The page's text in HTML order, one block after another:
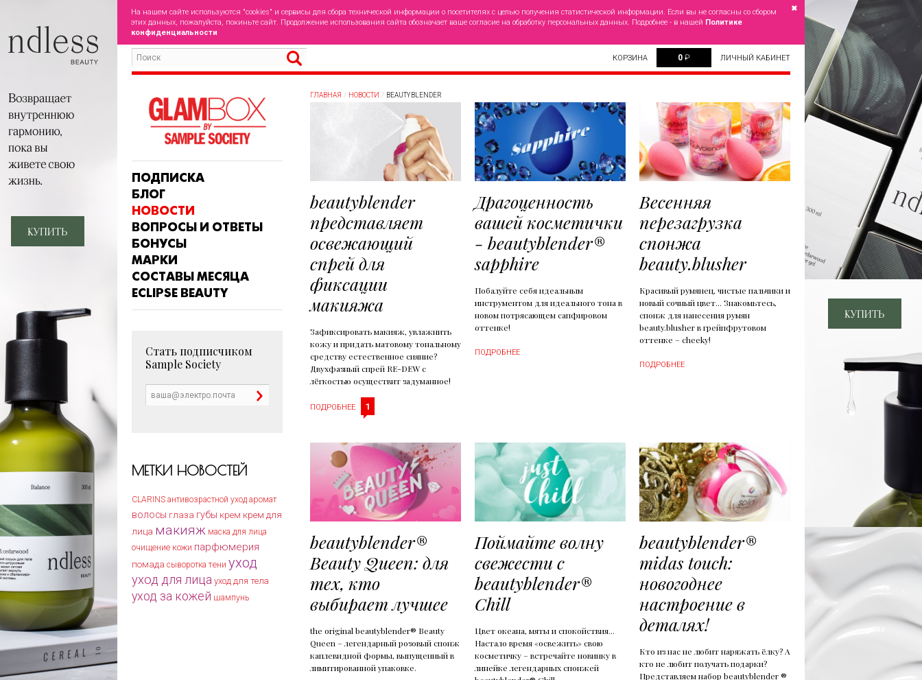
На нашем сайте используются "cookies" и сервисы для сбора технической информации о посетителях с целью получения статистической информации. Если вы не согласны со сбором
этих данных, пожалуйста, покиньте сайт. Продолжение использования сайта обозначает ваше согласие на обработку персональных данных. Подробнее - в нашей Политике
конфиденциальности
✖
КОРЗИНА 0 ₽ ЛИЧНЫЙ КАБИНЕТ
ПОДПИСКА
БЛОГ
НОВОСТИ
ВОПРОСЫ И ОТВЕТЫ
БОНУСЫ
МАРКИ
СОСТАВЫ МЕСЯЦА
ECLIPSE BEAUTY
Стать подписчиком
Sample Society
МЕТКИ НОВОСТЕЙ
CLARINS антивозрастной уход аромат
волосы глаза губы крем крем для
лица макияж маска для лица
очищение кожи парфюмерия
помада сыворотка тени уход
уход для лица уход для тела
уход за кожей шампунь
ГЛАВНАЯ НОВОСТИ BEAUTYBLENDER
beautyblender
представляет
освежающий
спрей для
фиксации
макияжа
Зафиксировать макияж, увлажнить
кожу и придать матовому тональному
средству естественное сияние?
Двухфазный спрей RE-DEW с
лёгкостью осуществит задуманное!
ПОДРОБНЕЕ 1
Драгоценность
вашей косметички
- beautyblender®
sapphire
Побалуйте себя идеальным
инструментом для идеального тона в
новом потрясающем сапфировом
оттенке!
ПОДРОБНЕЕ
Весенняя
перезагрузка
спонжа
beauty.blusher
Красивый румянец, чистые пальчики и
новый сочный цвет... Знакомьтесь,
спонж для нанесения румян
beauty.blusher в грейпфрутовом
оттенке – cheeky!
ПОДРОБНЕЕ
beautyblender®
Beauty Queen: для
тех, кто
выбирает лучшее
the original beautyblender® Beauty
Queen – легендарный розовый спонж
каплевидной формы, выпущенный в
лимитированной упаковке.
Поймайте волну
свежести с
beautyblender®
Chill
Цвет океана, мяты и спокойствия...
Настало время «освежить» свою
косметичку – встречайте новинку в
линейке легендарных спонжей
beautyblender®
midas touch:
новогоднее
настроение в
деталях!
Кто из нас не любит наряжать ёлку? А
кто не любит получать подарки?
Представляем набор beautyblender ®